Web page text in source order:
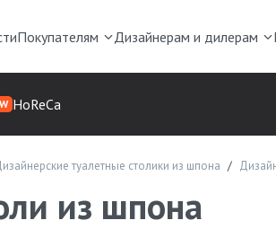
Покупателям Дизайнерам и дилерам
HoReCa
туалетные столики из шпона
из шпона